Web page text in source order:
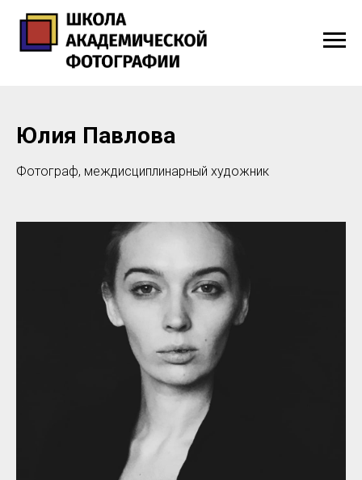
Юлия Павлова
Фотограф, междисциплинарный художник